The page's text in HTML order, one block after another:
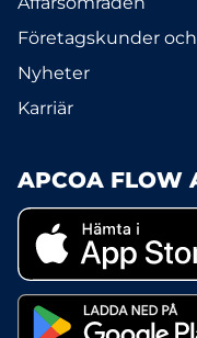
Företagskunder
Nyheter
Karriär
APCOA FLOW